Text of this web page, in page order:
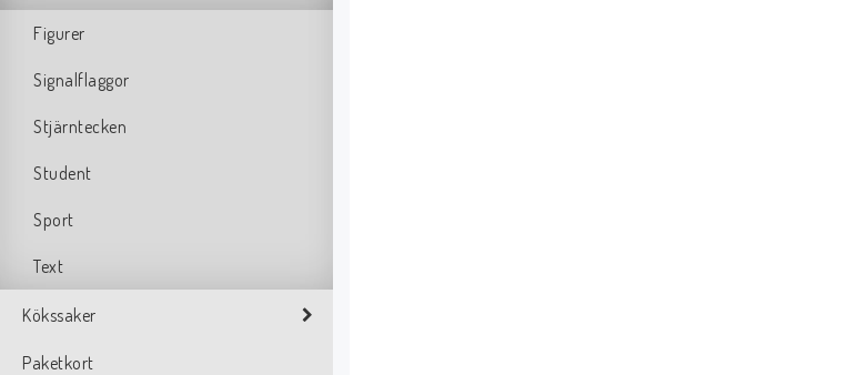
Figurer
Signalflaggor
Stjärntecken
Student
Sport
Text
Kökssaker
Paketkort